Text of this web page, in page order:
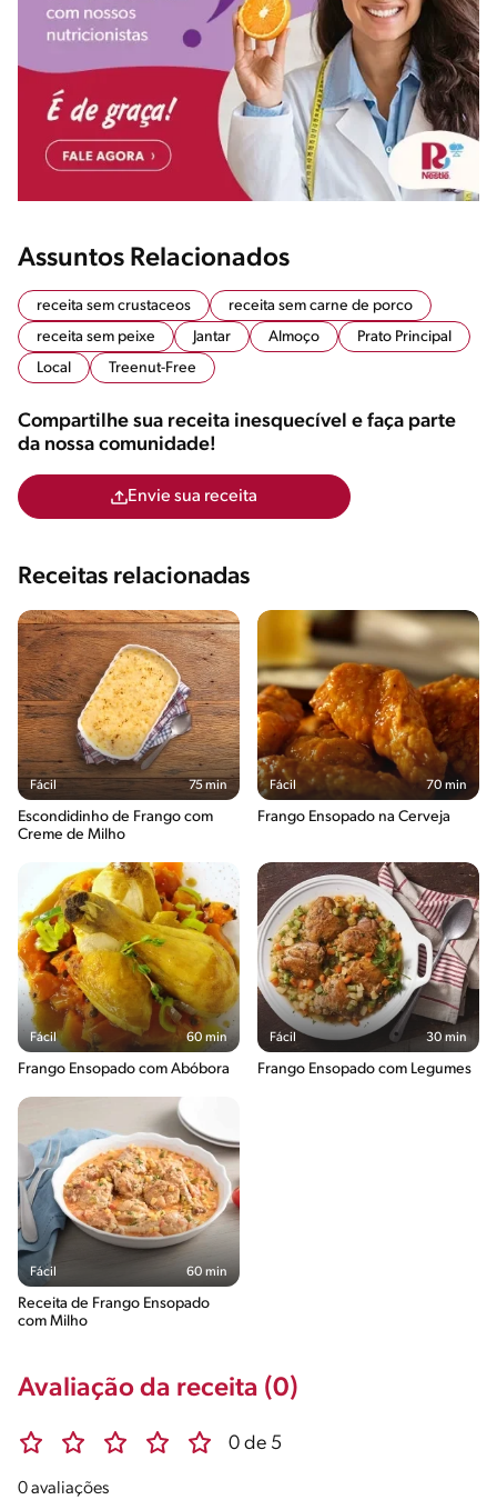
Assuntos Relacionados
receita sem crustaceos
receita sem carne de porco
receita sem peixe
Jantar Almoço
Prato Principal
Local
Treenut-Free
Compartilhe sua receita inesquecível e faça parte
da nossa comunidade!
Envie sua receita
Receitas relacionadas
Fácil 75 min
Escondidinho de Frango com
Creme de Milho
Fácil 70 min
Frango Ensopado na Cerveja
Fácil 60 min
Frango Ensopado com Abóbora
Fácil 30 min
Frango Ensopado com Legumes
Fácil 60 min
Receita de Frango Ensopado
com Milho
Avaliação da receita (0)
0 de 5
0 avaliações